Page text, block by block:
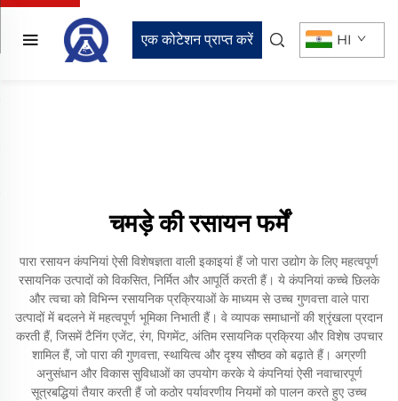
एक कोटेशन प्राप्त करें HI
चमड़े की रसायन फर्में
पारा रसायन कंपनियां ऐसी विशेषज्ञता वाली इकाइयां हैं जो पारा उद्योग के लिए महत्वपूर्ण
रसायनिक उत्पादों को विकसित, निर्मित और आपूर्ति करती हैं। ये कंपनियां कच्चे छिलके
और त्वचा को विभिन्न रसायनिक प्रक्रियाओं के माध्यम से उच्च गुणवत्ता वाले पारा
उत्पादों में बदलने में महत्वपूर्ण भूमिका निभाती हैं। वे व्यापक समाधानों की श्रृंखला प्रदान
करती हैं, जिसमें टैनिंग एजेंट, रंग, पिगमेंट, अंतिम रसायनिक प्रक्रिया और विशेष उपचार
शामिल हैं, जो पारा की गुणवत्ता, स्थायित्व और दृश्य सौष्ठव को बढ़ाते हैं। अग्रणी
अनुसंधान और विकास सुविधाओं का उपयोग करके ये कंपनियां ऐसी नवाचारपूर्ण
सूत्रबद्धियां तैयार करती हैं जो कठोर पर्यावरणीय नियमों को पालन करते हुए उच्च